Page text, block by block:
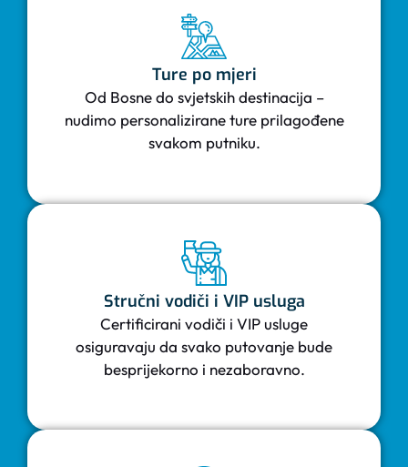
Ture po mjeri
Od Bosne do svjetskih destinacija –
nudimo personalizirane ture prilagođene
svakom putniku.
Stručni vodiči i VIP usluga
Certificirani vodiči i VIP usluge
osiguravaju da svako putovanje bude
besprijekorno i nezaboravno.